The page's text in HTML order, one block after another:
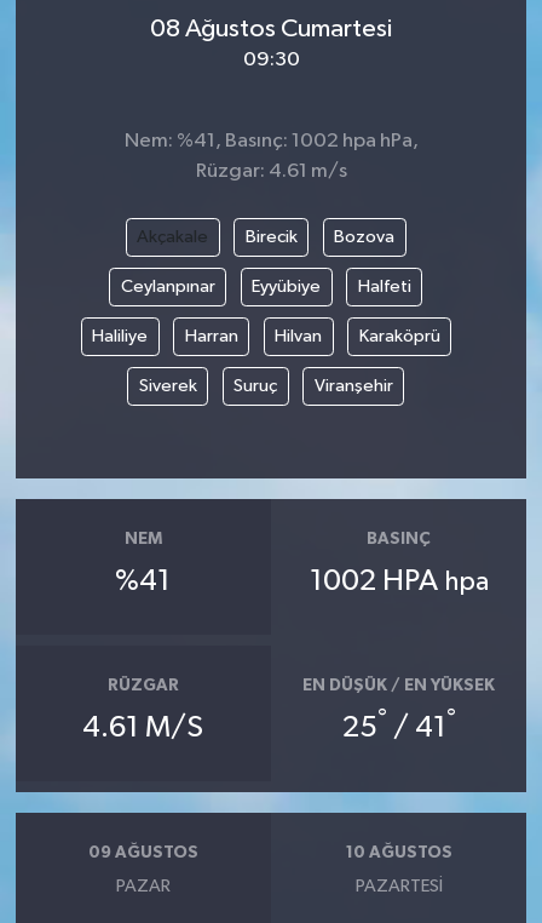
08 Ağustos Cumartesi
09:30
Nem: %41, Basınç: 1002 hpa hPa,
Rüzgar: 4.61 m/s
Akçakale Birecik Bozova
Ceylanpınar Eyyübiye Halfeti
Haliliye Harran Hilvan Karaköprü
Siverek Suruç Viranşehir
NEM
%41
BASINÇ
1002 HPA hpa
RÜZGAR
4.61 M/S
EN DÜŞÜK / EN YÜKSEK
25° / 41 °
09 AĞUSTOS
PAZAR
10 AĞUSTOS
PAZARTESI